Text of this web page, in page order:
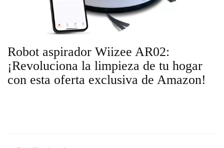
Robot aspirador Wiizee AR02:
¡Revoluciona la limpieza de tu hogar
con esta oferta exclusiva de Amazon!